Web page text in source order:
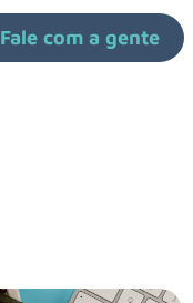
Fale com a gente